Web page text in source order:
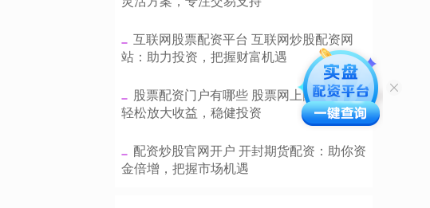
​互联网股票配资平台 互联网炒股配资网
站：助力投资，把握财富机遇
​股票配资门户有哪些 股票网上配资平台：
轻松放大收益，稳健投资
​配资炒股官网开户 开封期货配资：助你资
金倍增，把握市场机遇